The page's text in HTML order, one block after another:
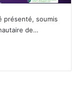
présenté, soumis
de…